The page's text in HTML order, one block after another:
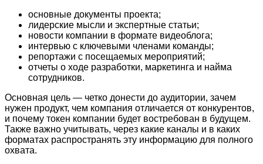
основные документы проекта;
лидерские мысли и экспертные статьи;
новости компании в формате видеоблога;
интервью с ключевыми членами команды;
репортажи с посещаемых мероприятий;
отчеты о ходе разработки, маркетинга и найма
сотрудников.
Основная цель — четко донести до аудитории, зачем
нужен продукт, чем компания отличается от конкурентов,
и почему токен компании будет востребован в будущем.
Также важно учитывать, через какие каналы и в каких
форматах распространять эту информацию для полного
охвата.